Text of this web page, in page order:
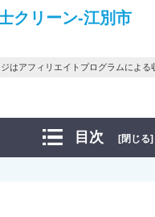
クリーン-江別市
はアフィリエイトプログラムによる
目次 [閉じる]